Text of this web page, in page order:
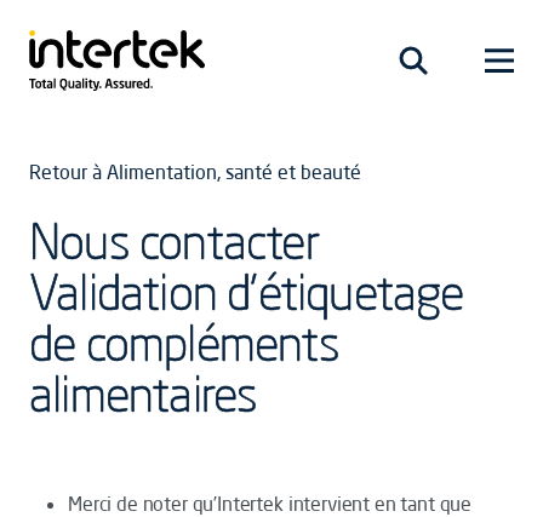
Retour à Alimentation, santé et beauté
Nous contacter
Validation d’étiquetage
de compléments
alimentaires
Merci de noter qu’Intertek intervient en tant que